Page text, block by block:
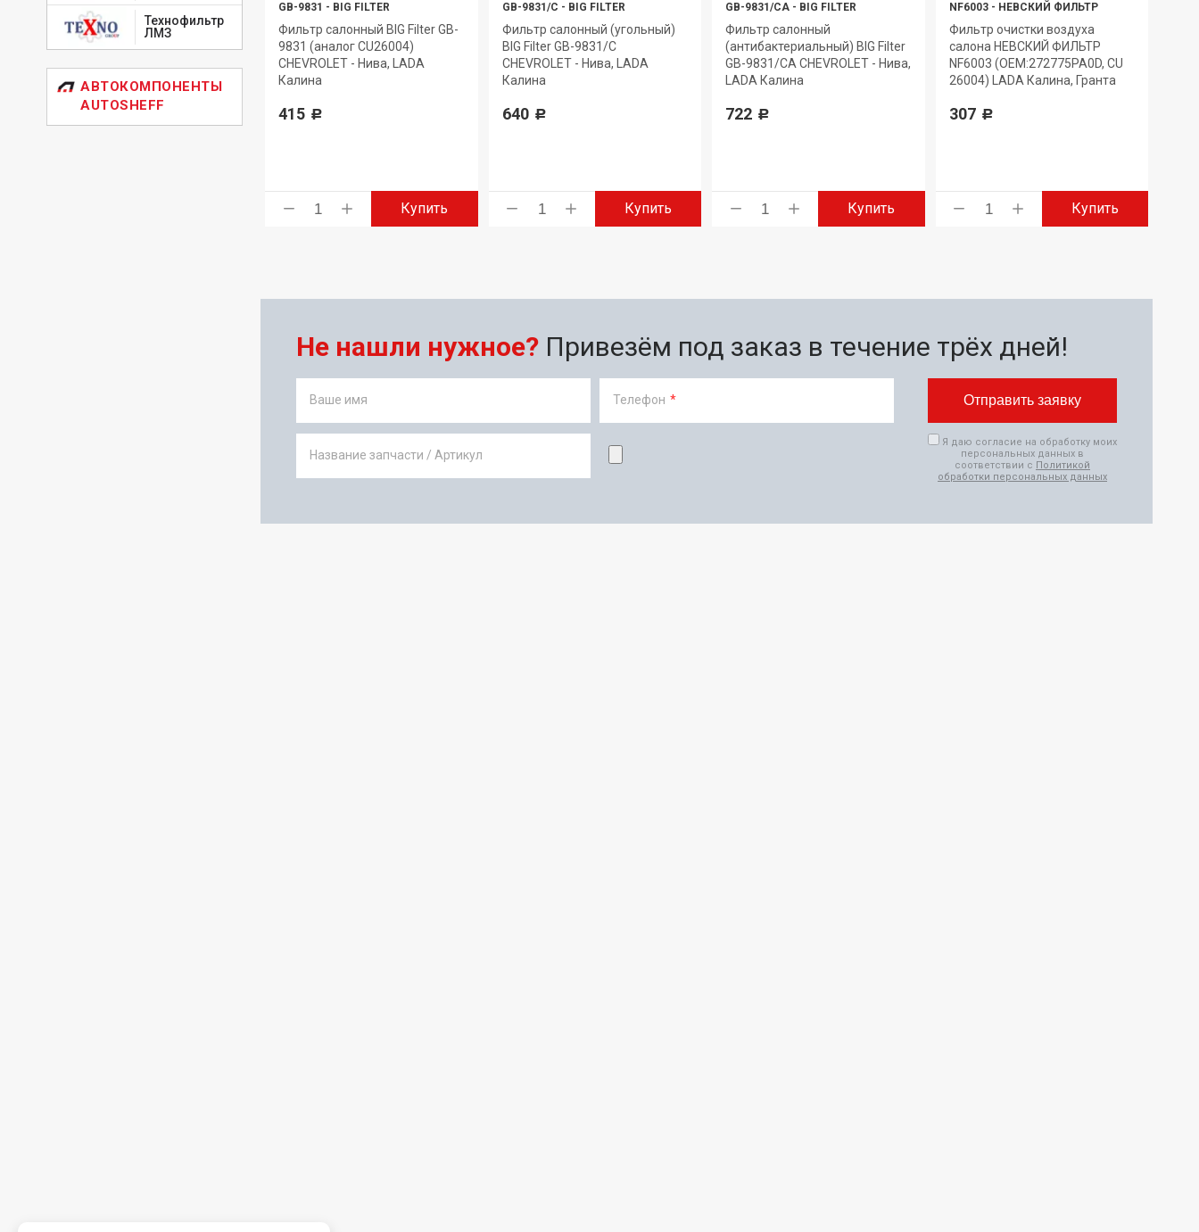
Технофильтр
ЛМЗ
АВТОКОМПОНЕНТЫ
AUTOSHEFF
NF6003 - НЕВСКИЙ ФИЛЬТР
Фильтр очистки воздуха
салона НЕВСКИЙ ФИЛЬТР
26004) LADA Калина, Гранта
307
GB-9831 - BIG FILTER
Фильтр салонный BIG Filter GB-
9831 (аналог CU26004)
CHEVROLET - Нива, LADA
Калина
415 Р
Купить
GB-9831/C - BIG FILTER
Фильтр салонный (угольный)
BIG Filter GB-9831/C
CHEVROLET - Нива, LADA
Калина
640 Р
Купить
GB-9831/CA - BIG FILTER
Фильтр салонный
(антибактериальный) BIG Filter
GB-9831/CA CHEVROLET - Нива,
LADA Калина
722 Р
Купить
NF6003 - НЕВСКИЙ ФИЛЬТР
Фильтр очистки воздуха
салона НЕВСКИЙ ФИЛЬТР
NF6003 (OEM:272775PA0D, CU
26004) LADA Калина, Гранта
307 Р
Купить
Не нашли нужное? Привезём под заказ в течение трёх дней!
Ваше имя Телефон *
Название запчасти / Артикул
Я даю согласие на обработку моих
персональных данных в
соответствии с Политикой
обработки персональных данных